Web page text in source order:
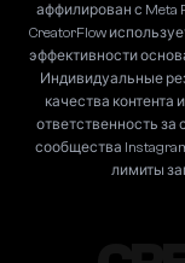
аффилирован с Meta
CreatorFlow
эффективности
Индивидуальные
качества контента
ответственность
сообщества
лимиты